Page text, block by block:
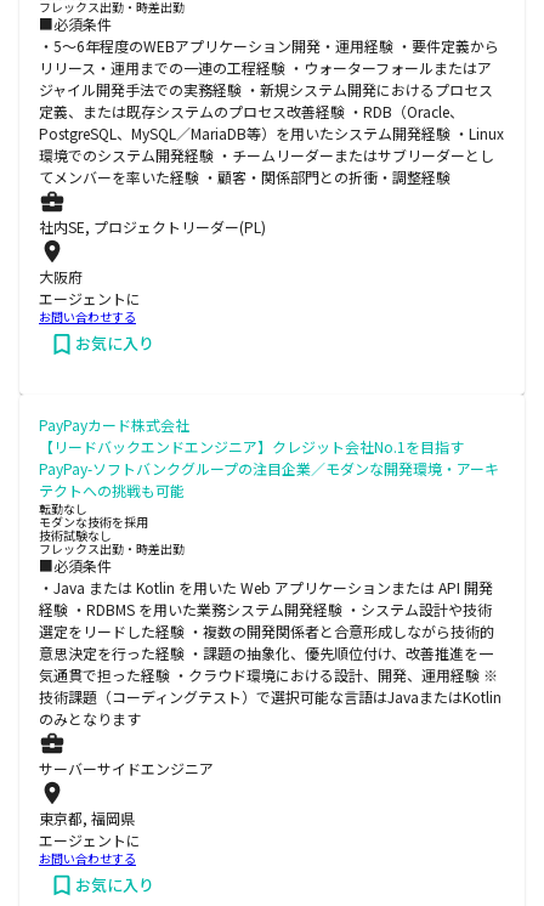
フレックス出勤・時差出勤
■必須条件
・5～6年程度のWEBアプリケーション開発・運用経験 ・要件定義から
リリース・運用までの一連の工程経験 ・ウォーターフォールまたはア
ジャイル開発手法での実務経験 ・新規システム開発におけるプロセス
定義、または既存システムのプロセス改善経験 ・RDB（Oracle、
PostgreSQL、MySQL／MariaDB等）を用いたシステム開発経験 ・Linux
環境でのシステム開発経験 ・チームリーダーまたはサブリーダーとし
てメンバーを率いた経験 ・顧客・関係部門との折衝・調整経験
社内SE, プロジェクトリーダー(PL)
大阪府
エージェントに
お問い合わせする
お気に入り
PayPayカード株式会社
【リードバックエンドエンジニア】クレジット会社No.1を目指す
PayPay-ソフトバンクグループの注目企業／モダンな開発環境・アーキ
テクトへの挑戦も可能
転勤なし
モダンな技術を採用
技術試験なし
フレックス出勤・時差出勤
■必須条件
・Java または Kotlin を用いた Web アプリケーションまたは API 開発
経験 ・RDBMS を用いた業務システム開発経験 ・システム設計や技術
選定をリードした経験 ・複数の開発関係者と合意形成しながら技術的
意思決定を行った経験 ・課題の抽象化、優先順位付け、改善推進を一
気通貫で担った経験 ・クラウド環境における設計、開発、運用経験 ※
技術課題（コーディングテスト）で選択可能な言語はJavaまたはKotlin
のみとなります
サーバーサイドエンジニア
東京都, 福岡県
エージェントに
お問い合わせする
お気に入り